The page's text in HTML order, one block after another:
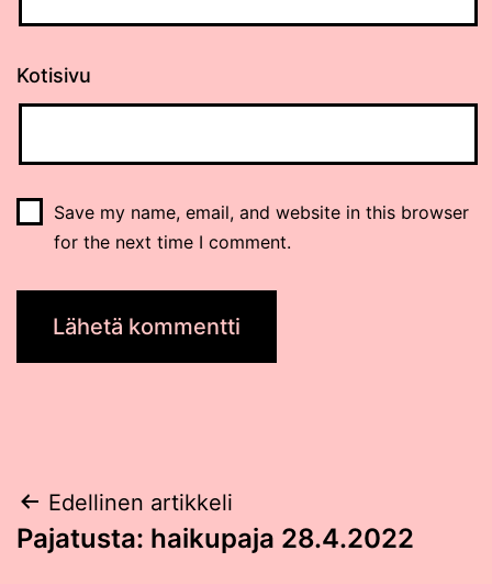
Kotisivu
Save my name, email, and website in this browser
for the next time I comment.
Post
navigation
Edellinen artikkeli
Pajatusta: haikupaja 28.4.2022